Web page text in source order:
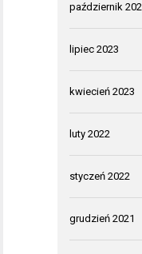
październik
lipiec 2023
kwiecień 2023
luty 2022
styczeń 2022
grudzień 2021